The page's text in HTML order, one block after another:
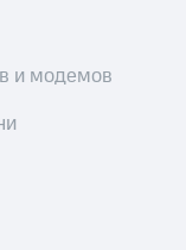
и модемов